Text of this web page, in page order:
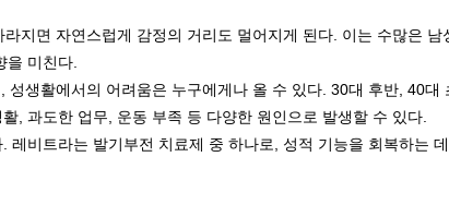
지면 자연스럽게 감정의 거리도 멀어지게 된다. 이는 수많은
미친다.
생활에서의 어려움은 누구에게나 올 수 있다. 30대 후반, 40
, 과도한 업무, 운동 부족 등 다양한 원인으로 발생할 수 있다.
. 레비트라는 발기부전 치료제 중 하나로, 성적 기능을 회복하는